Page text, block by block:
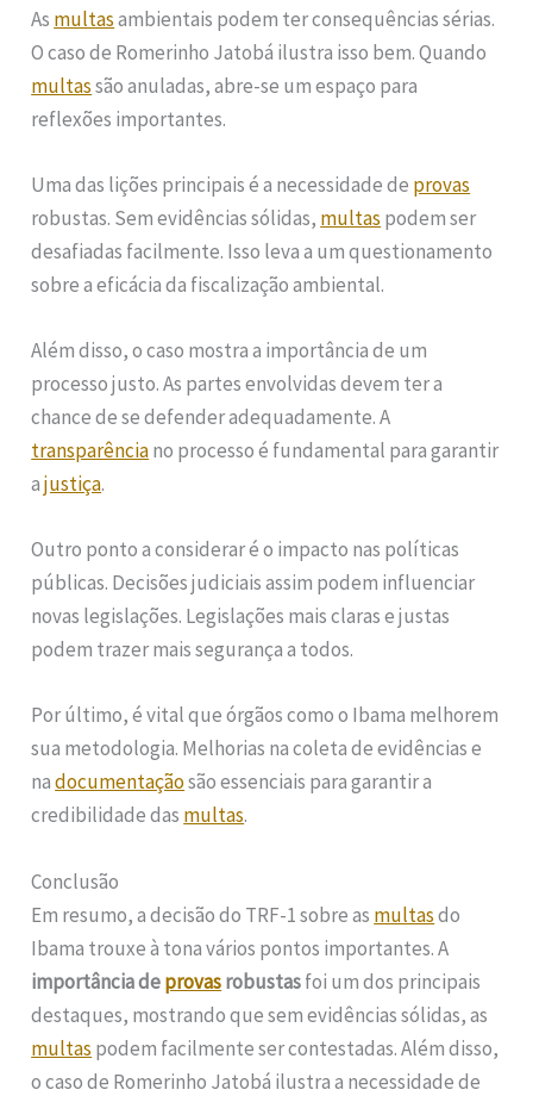
As multasambientais podem ter consequências sérias.
O caso de Romerinho Jatobá ilustra isso bem. Quando
multassão anuladas, abre-se um espaço para
reflexões importantes.
Uma das lições principais é a necessidade de provas
robustas. Sem evidências sólidas, multas podem ser
desafiadas facilmente. Isso leva a um questionamento
sobre a eficácia da fiscalização ambiental.
Além disso, o caso mostra a importância de um
processo justo. As partes envolvidas devem ter a
chance de se defender adequadamente. A
transparênciano processo é fundamental para garantir
ajustiça.
Outro ponto a considerar é o impacto nas políticas
públicas. Decisões judiciais assim podem influenciar
novas legislações. Legislações mais claras e justas
podem trazer mais segurança a todos.
Por último, é vital que órgãos como o Ibama melhorem
sua metodologia. Melhorias na coleta de evidências e
nadocumentaçãosão essenciais para garantir a
credibilidade das multas.
Conclusão
Em resumo, a decisão do TRF-1 sobre as multasdo
Ibama trouxe à tona vários pontos importantes. A
importância deprovasrobustasfoi um dos principais
destaques, mostrando que sem evidências sólidas, as
multas podem facilmente ser contestadas. Além disso,
o caso de Romerinho Jatobá ilustra a necessidade de